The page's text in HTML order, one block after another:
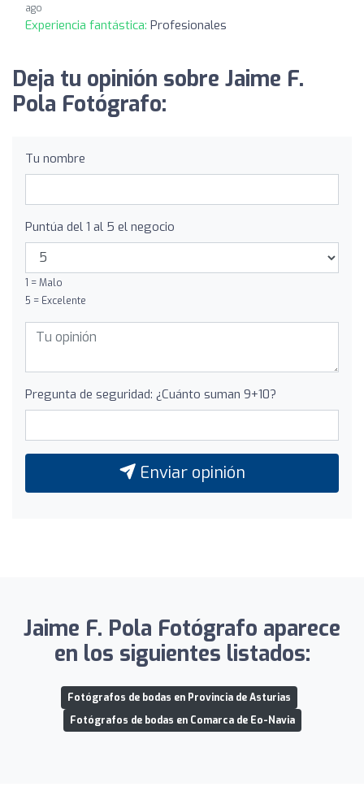
ago
Experiencia fantástica: Profesionales
Deja tu opinión sobre Jaime F.
Pola Fotógrafo:
Tu nombre
Puntúa del 1 al 5 el negocio
1 = Malo
5 = Excelente
Pregunta de seguridad: ¿Cuánto suman 9+10?
Enviar opinión
Jaime F. Pola Fotógrafo aparece
en los siguientes listados:
Fotógrafos de bodas en Provincia de Asturias
Fotógrafos de bodas en Comarca de Eo-Navia